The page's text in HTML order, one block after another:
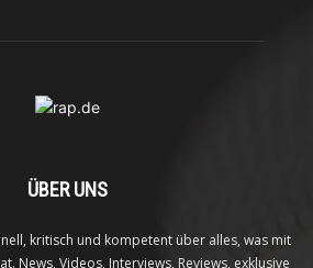
ÜBER UNS
kritisch und kompetent über alles, was mit
News, Videos, Interviews, Reviews, exklusive